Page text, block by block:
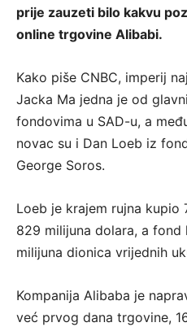
prije zauzeti bilo kakvu
online trgovine Alibabi.
Kako piše CNBC, imperij
Jacka Ma jedna je od
fondovima u SAD-u, a
novac su i Dan Loeb iz
George Soros.
Loeb je krajem rujna kupio
829 milijuna dolara, a
milijuna dionica vrijednih
Kompanija Alibaba je
već prvog dana trgovine,